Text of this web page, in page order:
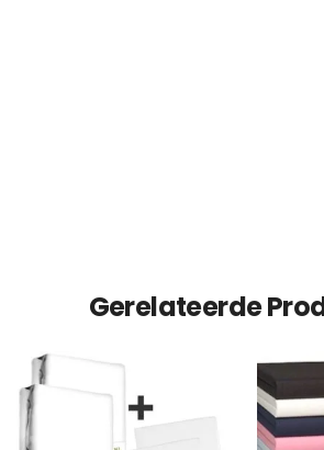
Gerelateerde